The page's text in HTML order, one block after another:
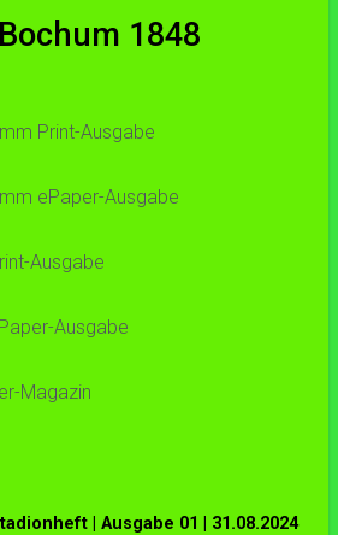
1848
Print-Ausgabe
ePaper-Ausgabe
Ausgabe
Ausgabe
Magazin
| Ausgabe 01 | 31.08.2024